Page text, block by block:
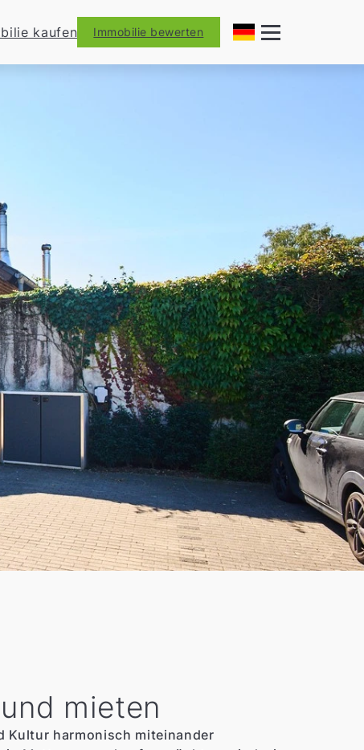
kaufen Immobilie bewerten
mieten
Kultur harmonisch miteinander